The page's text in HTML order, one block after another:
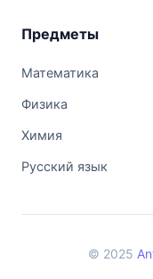
Предметы
Математика
Физика
Химия
Русский язык
© 2025